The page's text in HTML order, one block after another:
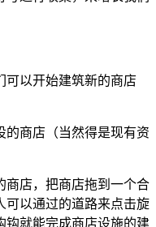
可以开始建筑新的商店
的商店（当然得是现有资
商店，把商店拖到一个合
可以通过的道路来点击旋
钩就能完成商店设施的建